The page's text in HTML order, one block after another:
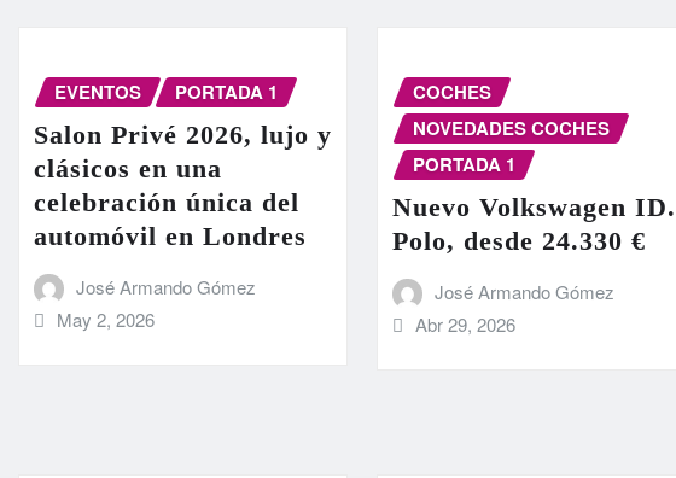
EVENTOS PORTADA 1
Salon Privé 2026, lujo y
clásicos en una
celebración única del
automóvil en Londres
José Armando Gómez
May 2, 2026
COCHES
NOVEDADES COCHES
PORTADA 1
Nuevo Volkswagen ID.
Polo, desde 24.330 €
José Armando Gómez
Abr 29, 2026